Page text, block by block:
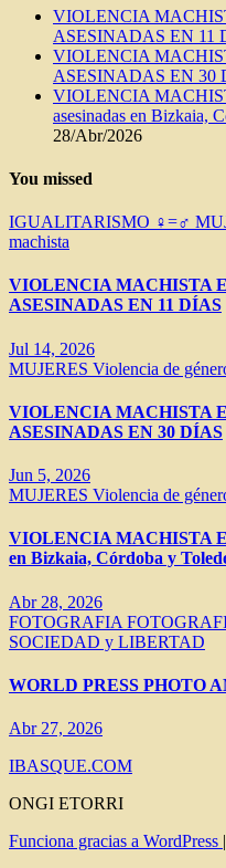
VIOLENCIA
ASESINADAS EN 11
VIOLENCIA
ASESINADAS EN 30
VIOLENCIA
asesinadas en Bizkaia,
28/Abr/2026
You missed
IGUALITARISMO ♀=♂
machista
VIOLENCIA MACHISTA
ASESINADAS EN 11 DÍAS
Jul 14, 2026
MUJERES Violencia de
VIOLENCIA MACHISTA
ASESINADAS EN 30 DÍAS
Jun 5, 2026
MUJERES Violencia de
VIOLENCIA MACHISTA
en Bizkaia, Córdoba y
Abr 28, 2026
FOTOGRAFIA
SOCIEDAD y LIBERTAD
WORLD PRESS PHOTO
Abr 27, 2026
IBASQUE.COM
ONGI ETORRI
Funciona gracias a WordPress |